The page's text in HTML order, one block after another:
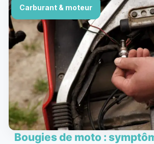
Carburant & moteur
Bougies de moto :